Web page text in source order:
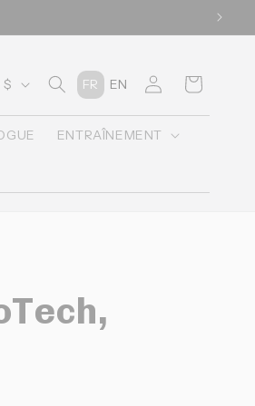
ENTRAÎNEMENT
Canada | CAD $ FR ENConnexionPanier